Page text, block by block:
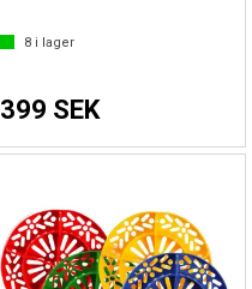
8i lager
399 SEK